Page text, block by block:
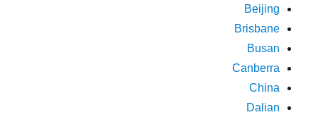
Beijing
Brisbane
Busan
Canberra
China
Dalian